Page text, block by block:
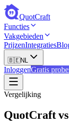
QuotCraft
Functies
Vakgebieden
PrijzenIntegraties
🇧🇪NL
InloggenGratis
Vergelijking
QuotCraft